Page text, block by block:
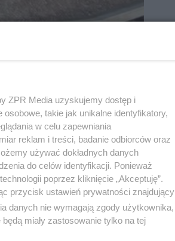
ZPR Media uzyskujemy dostęp i
takie jak unikalne identyfikatory,
w celu zapewniania
reklam i treści, badanie odbiorców oraz
używać dokładnych danych
do celów identyfikacji. Ponieważ
poprzez kliknięcie „Akceptuję”.
przycisk ustawień prywatności znajdujący
danych nie wymagają zgody użytkownika,
miały zastosowanie tylko na tej